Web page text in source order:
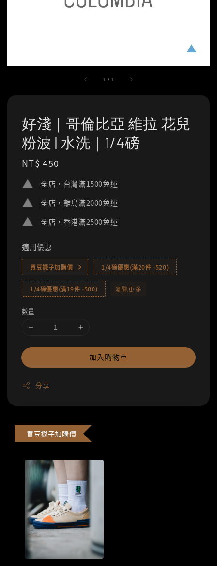
1 / 1
好淺｜哥倫比亞 維拉 花兒
粉波 | 水洗｜1/4磅
Regular
NT$ 450
全店，台灣滿1500免運
全店，離島滿2000免運
全店，香港滿2500免運
適用優惠
買豆襪子加購價 1/4磅優惠(滿20件 -520)
1/4磅優惠(滿19件 -500) 瀏覽更多
數量
加入購物車
分享
買豆襪子加購價